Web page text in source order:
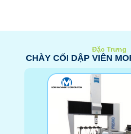
Đặc Trưng
CHÀY CỐI DẬP VIÊN